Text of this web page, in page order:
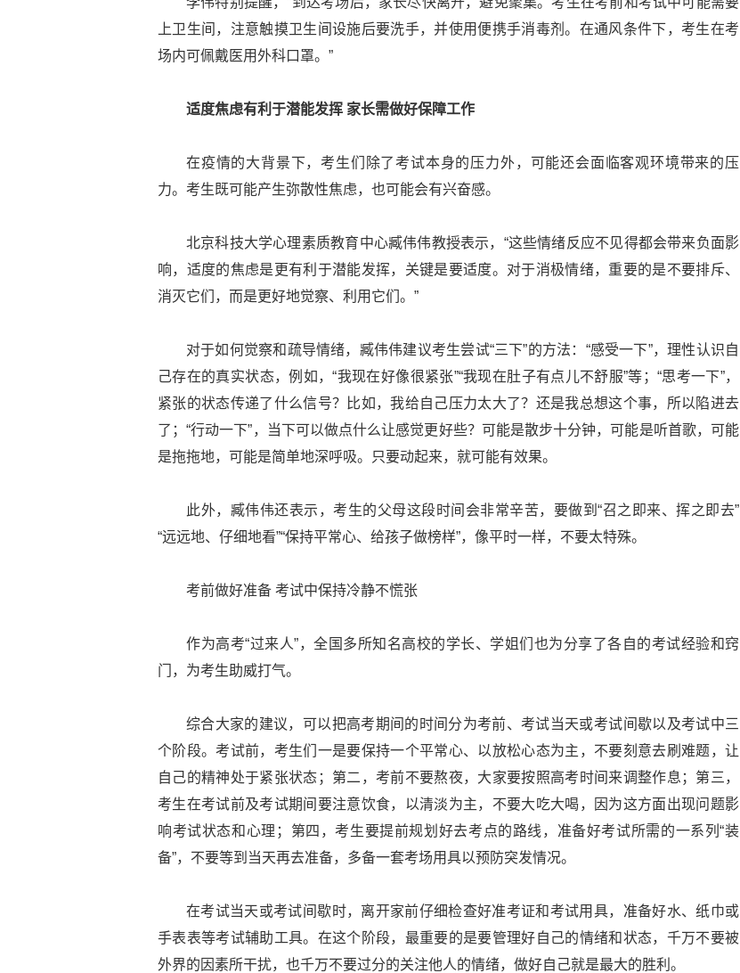
上卫生间，注意触摸卫生间设施后要洗手，并使用便携手消毒剂。在通风条件下，考生在考
场内可佩戴医用外科口罩。”
适度焦虑有利于潜能发挥 家长需做好保障工作
在疫情的大背景下，考生们除了考试本身的压力外，可能还会面临客观环境带来的压
力。考生既可能产生弥散性焦虑，也可能会有兴奋感。
北京科技大学心理素质教育中心臧伟伟教授表示，“这些情绪反应不见得都会带来负面影
响，适度的焦虑是更有利于潜能发挥，关键是要适度。对于消极情绪，重要的是不要排斥、
消灭它们，而是更好地觉察、利用它们。”
对于如何觉察和疏导情绪，臧伟伟建议考生尝试“三下”的方法：“感受一下”，理性认识自
己存在的真实状态，例如，“我现在好像很紧张”“我现在肚子有点儿不舒服”等；“思考一下”，
紧张的状态传递了什么信号？比如，我给自己压力太大了？还是我总想这个事，所以陷进去
了；“行动一下”，当下可以做点什么让感觉更好些？可能是散步十分钟，可能是听首歌，可能
是拖拖地，可能是简单地深呼吸。只要动起来，就可能有效果。
此外，臧伟伟还表示，考生的父母这段时间会非常辛苦，要做到“召之即来、挥之即去”
“远远地、仔细地看”“保持平常心、给孩子做榜样”，像平时一样，不要太特殊。
考前做好准备 考试中保持冷静不慌张
作为高考“过来人”，全国多所知名高校的学长、学姐们也为分享了各自的考试经验和窍
门，为考生助威打气。
综合大家的建议，可以把高考期间的时间分为考前、考试当天或考试间歇以及考试中三
个阶段。考试前，考生们一是要保持一个平常心、以放松心态为主，不要刻意去刷难题，让
自己的精神处于紧张状态；第二，考前不要熬夜，大家要按照高考时间来调整作息；第三，
考生在考试前及考试期间要注意饮食，以清淡为主，不要大吃大喝，因为这方面出现问题影
响考试状态和心理；第四，考生要提前规划好去考点的路线，准备好考试所需的一系列“装
备”，不要等到当天再去准备，多备一套考场用具以预防突发情况。
在考试当天或考试间歇时，离开家前仔细检查好准考证和考试用具，准备好水、纸巾或
手表表等考试辅助工具。在这个阶段，最重要的是要管理好自己的情绪和状态，千万不要被
外界的因素所干扰，也千万不要过分的关注他人的情绪，做好自己就是最大的胜利。